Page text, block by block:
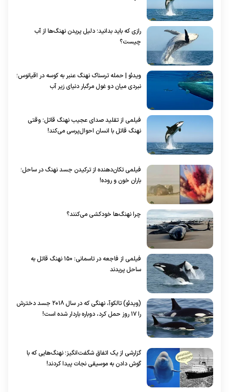
رازی که باید بدانید؛ دلیل پریدن نهنگ‌ها از آب
چیست؟
ویدئو | حمله ترسناک نهنگ عنبر به کوسه در اقیانوس؛
نبردی میان دو غول مرگبار دنیای زیر آب
فیلمی از تقلید صدای عجیب نهنگ قاتل؛ وقتی
نهنگ قاتل با انسان احوال‌پرسی می‌کند!
فیلمی تکان‌دهنده از ترکیدن جسد نهنگ در ساحل؛
باران خون و روده!
چرا نهنگ‌ها خودکشی می‌کنند؟
فیلمی از فاجعه در تاسمانی: ۱۵۰ نهنگ قاتل به
ساحل پریدند
(ویدئو) تالکوآ، نهنگی که در سال ۲۰۱۸ جسد دخترش
را ۱۷ روز حمل کرد، دوباره باردار شده است!
گزارشی از یک اتفاق شگفت‌انگیز؛ نهنگ‌هایی که با
گوش دادن به موسیقی نجات پیدا کردند!